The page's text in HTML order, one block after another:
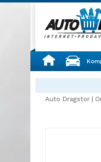
Auto Dragstor |